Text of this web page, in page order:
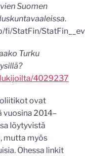
Suomen
.
StatFin/
Turku
4029237
ovat
2014–
löytyvistä
mutta myös
Ohessa linkit